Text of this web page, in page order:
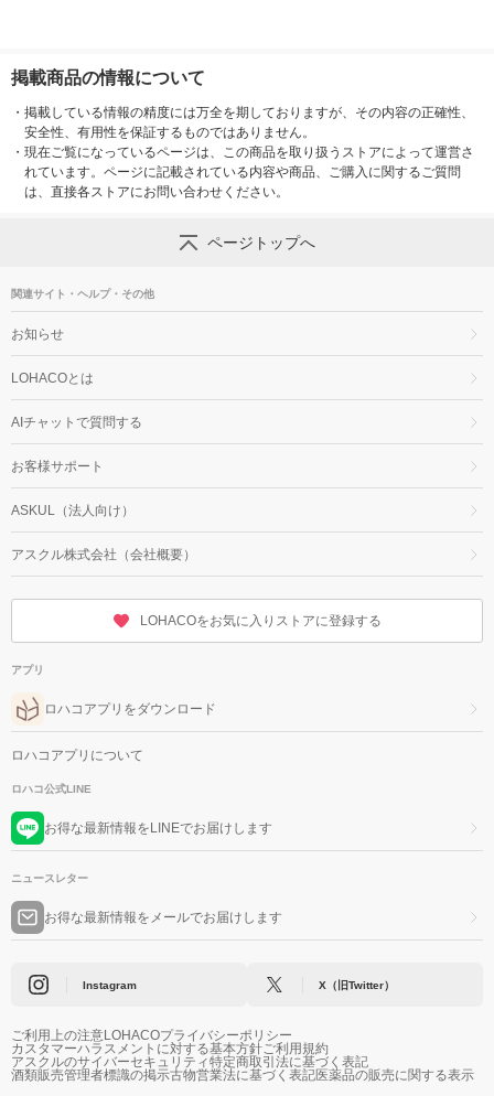
掲載商品の情報について
・ 掲載している情報の精度には万全を期しておりますが、その内容の正確性、
安全性、有用性を保証するものではありません。
・ 現在ご覧になっているページは、この商品を取り扱うストアによって運営さ
れています。ページに記載されている内容や商品、ご購入に関するご質問
は、直接各ストアにお問い合わせください。
ページトップへ
関連サイト・ヘルプ・その他
お知らせ
LOHACOとは
AIチャットで質問する
お客様サポート
ASKUL（法人向け）
アスクル株式会社（会社概要）
LOHACOをお気に入りストアに登録する
アプリ
ロハコアプリをダウンロード
ロハコアプリについて
ロハコ公式LINE
お得な最新情報をLINEでお届けします
ニュースレター
お得な最新情報をメールでお届けします
Instagram X（旧Twitter）
ご利用上の注意LOHACOプライバシーポリシー
カスタマーハラスメントに対する基本方針ご利用規約
アスクルのサイバーセキュリティ特定商取引法に基づく表記
酒類販売管理者標識の掲示古物営業法に基づく表記医薬品の販売に関する表示